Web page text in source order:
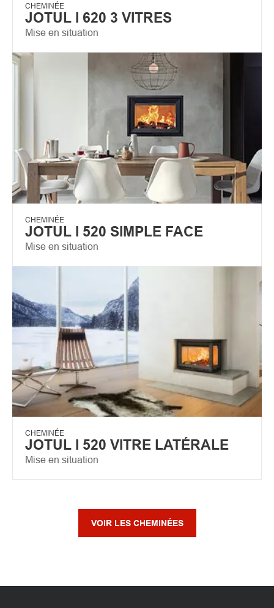
CHEMINÉE
JOTUL I 620 3 VITRES
Mise en situation
CHEMINÉE
JOTUL I 520 SIMPLE FACE
Mise en situation
CHEMINÉE
JOTUL I 520 VITRE LATÉRALE
Mise en situation
VOIR LES CHEMINÉES